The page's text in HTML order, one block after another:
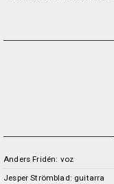
Anders Fridén: voz
Jesper Strömblad: guitarra